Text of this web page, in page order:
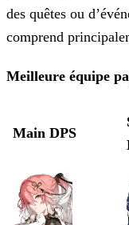
des quêtes ou
comprend
Meilleure équipe
Main DPS